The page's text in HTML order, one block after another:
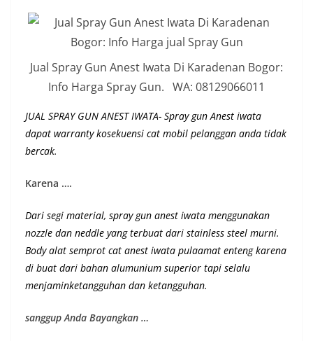
Jual Spray Gun Anest Iwata Di Karadenan Bogor:
Info Harga Spray Gun. WA: 08129066011
JUAL SPRAY GUN ANEST IWATA- Spray gun Anest iwata
dapat warranty kosekuensi cat mobil pelanggan anda tidak
bercak.
Karena ….
Dari segi material, spray gun anest iwata menggunakan
nozzle dan neddle yang terbuat dari stainless steel murni.
Body alat semprot cat anest iwata pulaamat enteng karena
di buat dari bahan alumunium superior tapi selalu
menjaminketangguhan dan ketangguhan.
sanggup Anda Bayangkan …